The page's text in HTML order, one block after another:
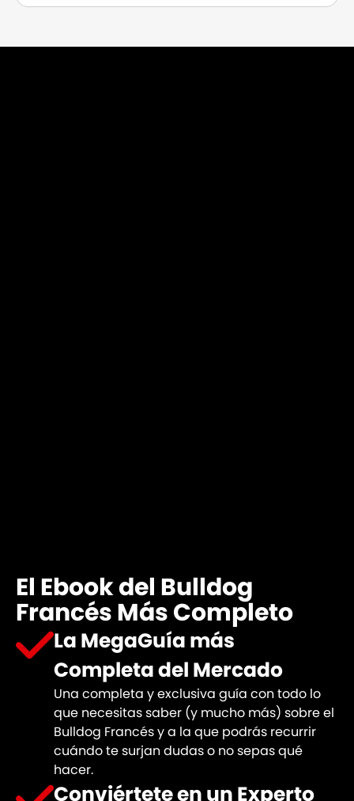
El Ebook del Bulldog
Francés Más Completo
La MegaGuía más
Completa del Mercado
Una completa y exclusiva guía con todo lo
que necesitas saber (y mucho más) sobre el
Bulldog Francés y a la que podrás recurrir
cuándo te surjan dudas o no sepas qué
hacer.
Conviértete en un Experto